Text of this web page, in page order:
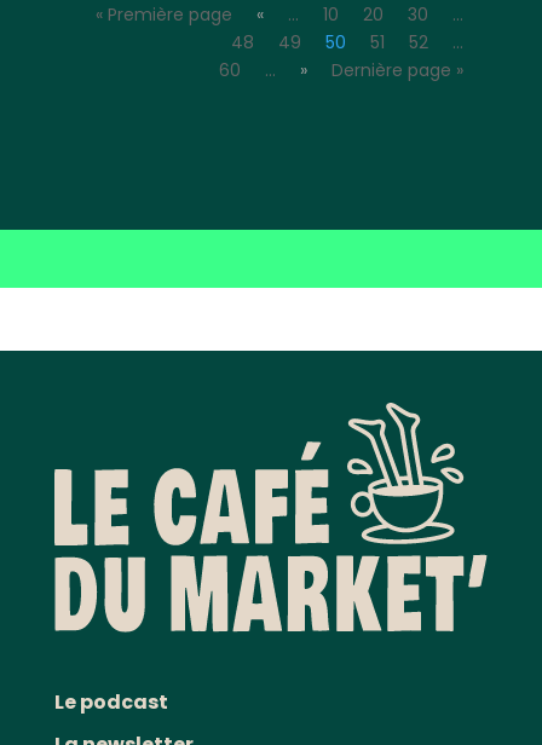
« Première page « … 10 20 30
…
48
49 50 51 52
…
60
… » Dernière page »
Le podcast